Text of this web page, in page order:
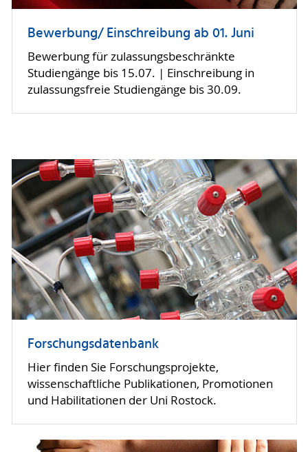
Bewerbung/ Einschreibung ab 01. Juni
Bewerbung für zulassungsbeschränkte
Studiengänge bis 15.07. | Einschreibung in
zulassungsfreie Studiengänge bis 30.09.
Forschungsdatenbank
Hier finden Sie Forschungsprojekte,
wissenschaftliche Publikationen, Promotionen
und Habilitationen der Uni Rostock.